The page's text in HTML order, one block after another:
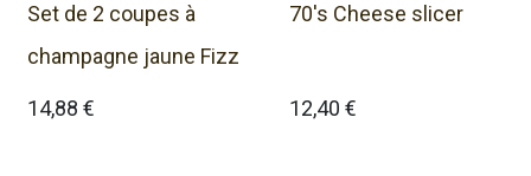
Set de 2 coupes à
champagne jaune Fizz
14,88 €
70's Cheese slicer
12,40 €